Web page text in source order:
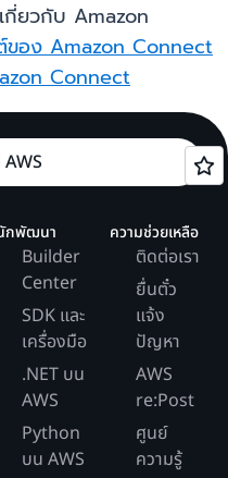
กี่ยวกับ Amazon
ของ Amazon Connect
Connect
กพัฒนา
Builder
Center
SDK และ
เครื่องมือ
.NET บน
AWS
Python
บน AWS
ความช่วยเหลือ
ติดต่อเรา
ยื่นตั๋ว
แจ้ง
ปัญหา
AWS
re:Post
ศูนย์
ความรู้